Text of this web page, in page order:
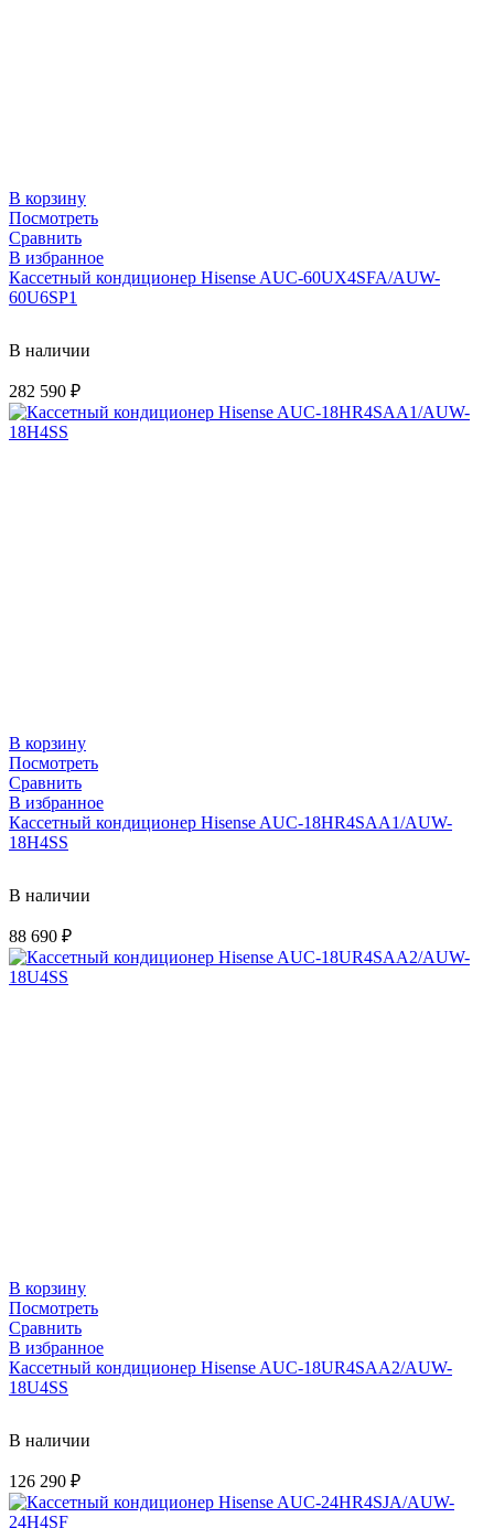
В корзину
Посмотреть
Сравнить
В избранное
Кассетный кондиционер Hisense AUC-60UX4SFA/AUW-
60U6SP1
В наличии
282 590 ₽
В корзину
Посмотреть
Сравнить
В избранное
Кассетный кондиционер Hisense AUC-18HR4SAA1/AUW-
18H4SS
В наличии
88 690 ₽
В корзину
Посмотреть
Сравнить
В избранное
Кассетный кондиционер Hisense AUC-18UR4SAA2/AUW-
18U4SS
В наличии
126 290 ₽